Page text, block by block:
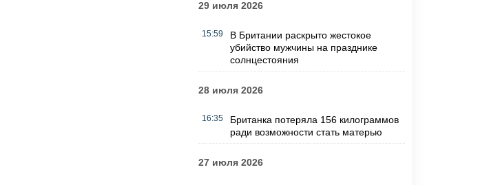
29 июля 2026
15:59
В Британии раскрыто жестокое
убийство мужчины на празднике
солнцестояния
28 июля 2026
16:35
Британка потеряла 156 килограммов
ради возможности стать матерью
27 июля 2026